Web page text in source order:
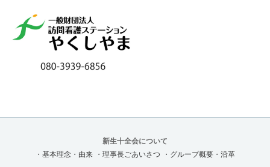
新生十全会について
・基本理念・由来
・理事長ごあいさつ ・グループ概要・沿革